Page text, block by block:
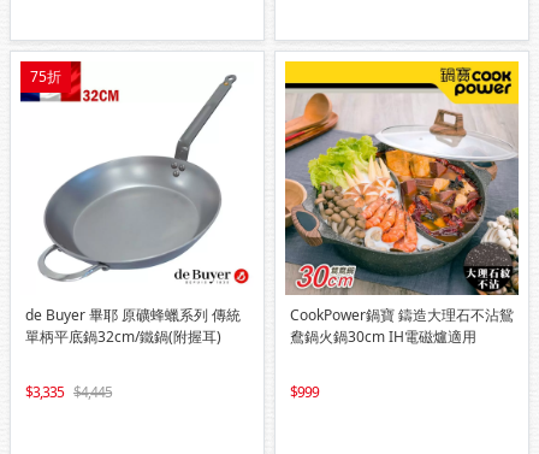
75折
de Buyer 畢耶 原礦蜂蠟系列 傳統
單柄平底鍋32cm/鐵鍋(附握耳)
3,335 4,445
CookPower鍋寶 鑄造大理石不沾鴛
鴦鍋火鍋30cm IH電磁爐適用
999